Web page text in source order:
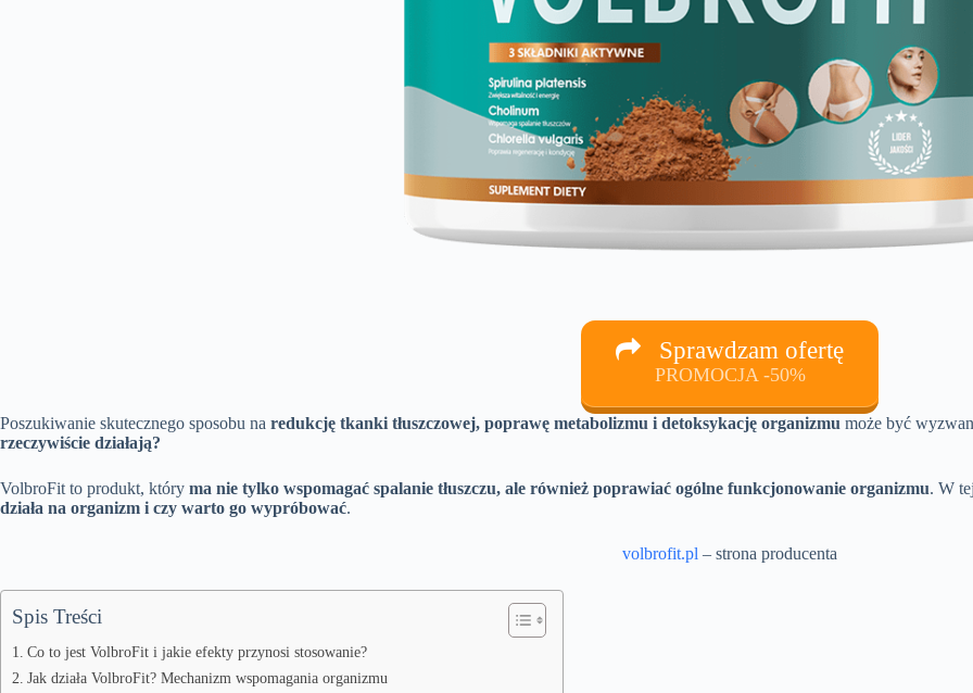
Sprawdzam ofertę
PROMOCJA -50%
Poszukiwanie skutecznego sposobu na redukcję tkanki tłuszczowej, poprawę metabolizmu i detoksykację organizmu może być
rzeczywiście działają?
VolbroFit to produkt, który ma nie tylko wspomagać spalanie tłuszczu, ale również poprawiać ogólne funkcjonowanie organizmu. W
działa na organizm i czy warto go wypróbować.
volbrofit.pl – strona producenta
Spis Treści
Co to jest VolbroFit i jakie efekty przynosi stosowanie?
Jak działa VolbroFit? Mechanizm wspomagania organizmu